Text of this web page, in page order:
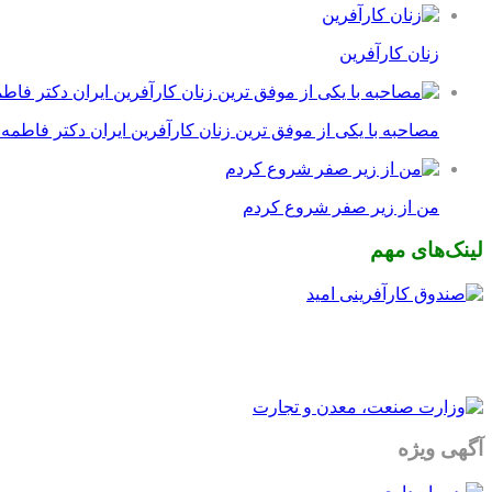
زنان کارآفرین
مصاحبه با یکی از موفق ترین زنان کارآفرین ایران دکتر
من از زیر صفر شروع کردم
لینک‌های مهم
آگهی ویژه